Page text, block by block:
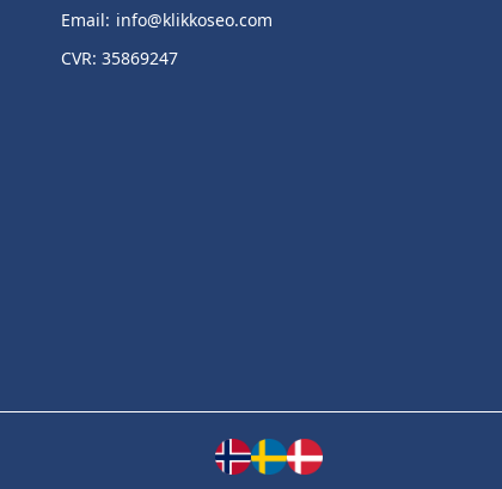
Email: info@klikkoseo.com
CVR: 35869247